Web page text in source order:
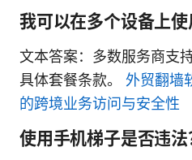
我可以在多个设备上使
文本答案：多数服务商支
具体套餐条款。 外贸翻墙
的跨境业务访问与安全性
使用手机梯子是否违法